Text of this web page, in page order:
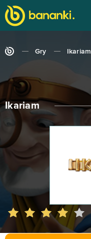
Gry Ikariam
Ikariam